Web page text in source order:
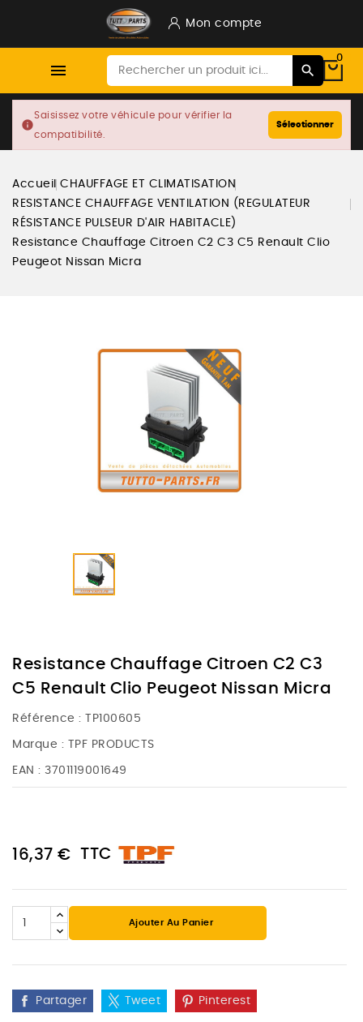
Mon compte

0
info
Saisissez votre véhicule pour vérifier la
compatibilité.
Sélectionner
Accueil CHAUFFAGE ET CLIMATISATION
RESISTANCE CHAUFFAGE VENTILATION (REGULATEUR
RÉSISTANCE PULSEUR D'AIR HABITACLE)
Resistance Chauffage Citroen C2 C3 C5 Renault Clio
Peugeot Nissan Micra
Resistance Chauffage Citroen C2 C3
C5 Renault Clio Peugeot Nissan Micra
Référence : TP100605
Marque : TPF PRODUCTS
EAN : 3701119001649
16,37 € TTC
Ajouter Au Panier
Partager Tweet Pinterest